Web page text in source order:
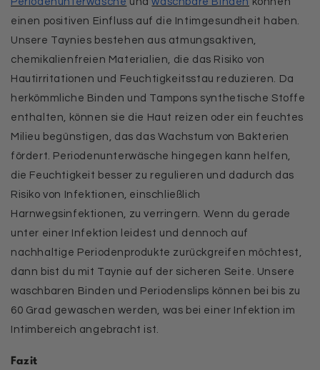
einen positiven Einfluss auf die Intimgesundheit haben.
Unsere Taynies bestehen aus atmungsaktiven,
chemikalienfreien Materialien, die das Risiko von
Hautirritationen und Feuchtigkeitsstau reduzieren. Da
herkömmliche Binden und Tampons synthetische Stoffe
enthalten, können sie die Haut reizen oder ein feuchtes
Milieu begünstigen, das das Wachstum von Bakterien
fördert. Periodenunterwäsche hingegen kann helfen,
die Feuchtigkeit besser zu regulieren und dadurch das
Risiko von Infektionen, einschließlich
Harnwegsinfektionen, zu verringern. Wenn du gerade
unter einer Infektion leidest und dennoch auf
nachhaltige Periodenprodukte zurückgreifen möchtest,
dann bist du mit Taynie auf der sicheren Seite. Unsere
waschbaren Binden und Periodenslips können bei bis zu
60 Grad gewaschen werden, was bei einer Infektion im
Intimbereich angebracht ist.
Fazit